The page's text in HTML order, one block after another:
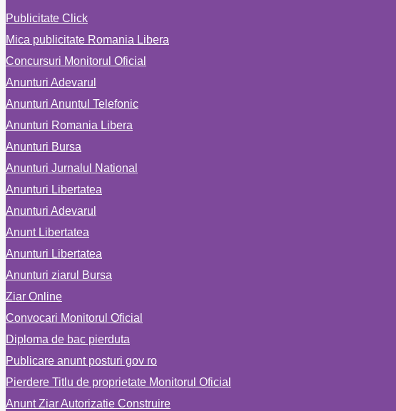
Publicitate Click
Mica publicitate Romania Libera
Concursuri Monitorul Oficial
Anunturi Adevarul
Anunturi Anuntul Telefonic
Anunturi Romania Libera
Anunturi Bursa
Anunturi Jurnalul National
Anunturi Libertatea
Anunturi Adevarul
Anunt Libertatea
Anunturi Libertatea
Anunturi ziarul Bursa
Ziar Online
Convocari Monitorul Oficial
Diploma de bac pierduta
Publicare anunt posturi gov ro
Pierdere Titlu de proprietate Monitorul Oficial
Anunt Ziar Autorizatie Construire